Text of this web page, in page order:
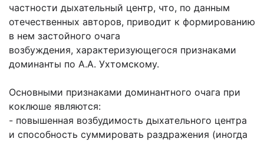
частности дыхательный центр, что, по данным
отечественных авторов, приводит к формированию
в нем застойного очага
возбуждения, характеризующегося признаками
доминанты по А.А. Ухтомскому.
Основными признаками доминантного очага при
коклюше являются:
- повышенная возбудимость дыхательного центра
и способность суммировать раздражения (иногда